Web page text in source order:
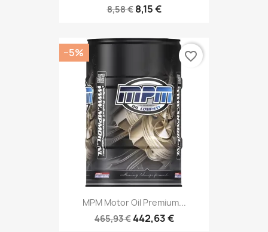
8,58 € 8,15 €
MPM Motor Oil Premium...
465,93 €442,63 €
−5% favorite_border